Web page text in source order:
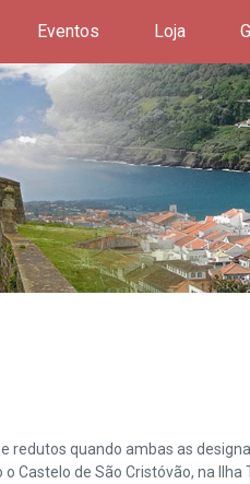
Eventos Loja
quando ambas as
Castelo de São Cristóvão, na Ilha